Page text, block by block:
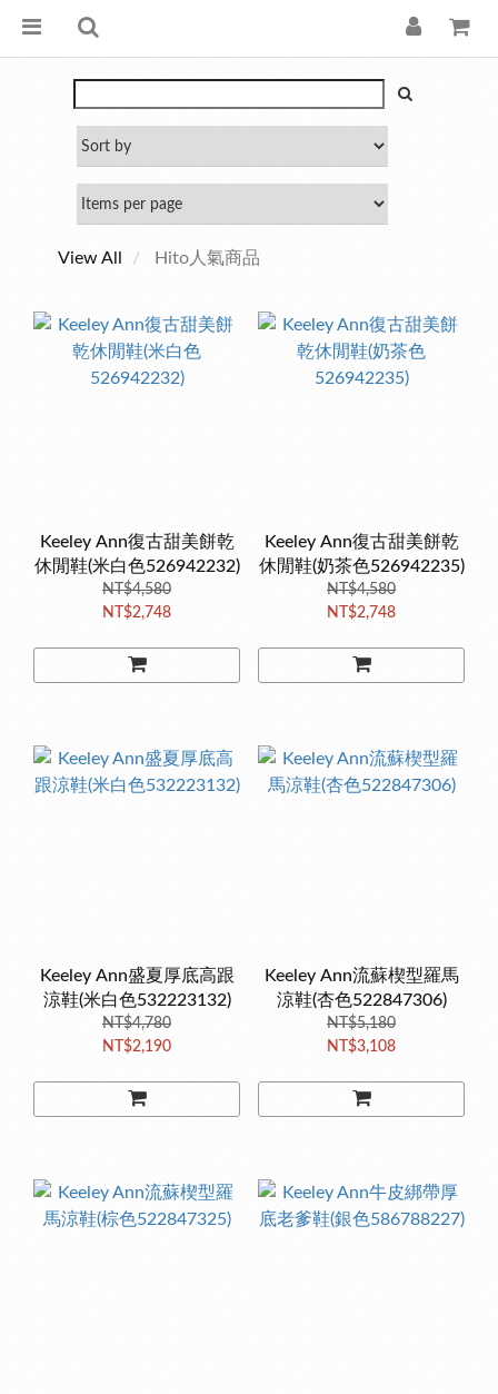
View All Hito人氣商品
Keeley Ann復古甜美餅乾
休閒鞋(米白色526942232)
NT$4,580
NT$2,748
Keeley Ann復古甜美餅乾
休閒鞋(奶茶色526942235)
NT$4,580
NT$2,748
Keeley Ann盛夏厚底高跟
涼鞋(米白色532223132)
NT$4,780
NT$2,190
Keeley Ann流蘇楔型羅馬
涼鞋(杏色522847306)
NT$5,180
NT$3,108